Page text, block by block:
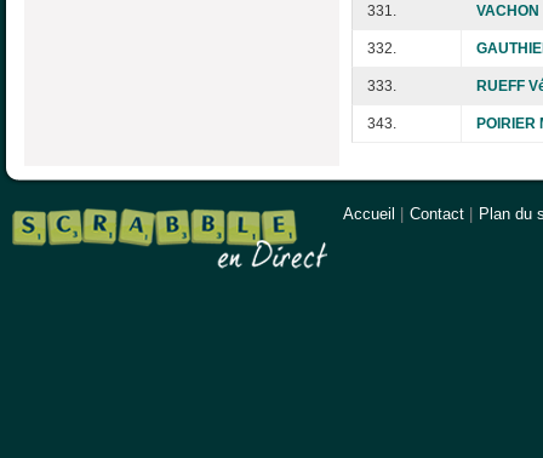
331.
332.
333. RUEFF
343. POIRIER
Accueil Contact Plan du